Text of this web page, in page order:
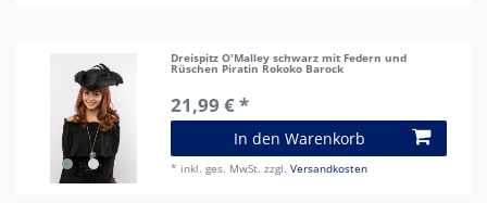
Dreispitz O'Malley schwarz mit Federn und
Rüschen Piratin Rokoko Barock
21,99 € *
In den Warenkorb
* inkl. ges. MwSt. zzgl.Versandkosten